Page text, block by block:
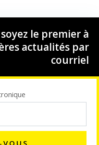
le premier à
actualités par
courriel